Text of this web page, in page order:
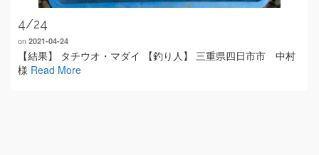
4/24
on 2021-04-24
【結果】 タチウオ・マダイ 【釣り人】 三重県四日市市 中村
様 Read More